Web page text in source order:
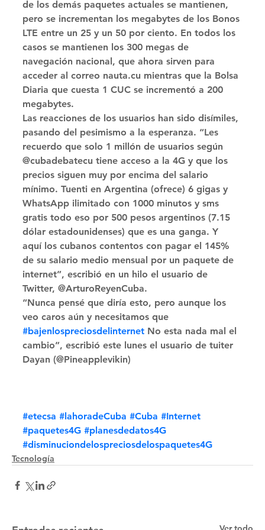
de los demás paquetes actuales se mantienen,
pero se incrementan los megabytes de los Bonos
LTE entre un 25 y un 50 por ciento. En todos los
casos se mantienen los 300 megas de
navegación nacional, que ahora sirven para
acceder al correo nauta.cu mientras que la Bolsa
Diaria que cuesta 1 CUC se incrementó a 200
megabytes.
Las reacciones de los usuarios han sido disímiles,
pasando del pesimismo a la esperanza. “Les
recuerdo que solo 1 millón de usuarios según
@cubadebatecu tiene acceso a la 4G y que los
precios siguen muy por encima del salario
mínimo. Tuenti en Argentina (ofrece) 6 gigas y
WhatsApp ilimitado con 1000 minutos y sms
gratis todo eso por 500 pesos argentinos (7.15
dólar estadounidenses) que es una ganga. Y
aquí los cubanos contentos con pagar el 145%
de su salario medio mensual por un paquete de
internet”, escribió en un hilo el usuario de
Twitter, @ArturoReyenCuba.
“Nunca pensé que diría esto, pero aunque los
veo caros aún y necesitamos que
#bajenlospreciosdelinternet No esta nada mal el
cambio”, escribió este lunes el usuario de tuiter
Dayan (@Pineapplevikin)
#etecsa #lahoradeCuba #Cuba #Internet
#paquetes4G #planesdedatos4G
#disminuciondelospreciosdelospaquetes4G
Tecnología